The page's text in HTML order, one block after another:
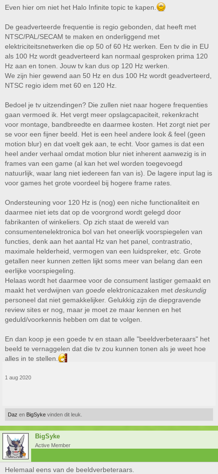
Even hier om niet het Halo Infinite topic te kapen.
De geadverteerde frequentie is regio gebonden, dat heeft met
NTSC/PAL/SECAM te maken en onderliggend met
elektriciteitsnetwerken die op 50 of 60 Hz werken. Een tv die in EU
als 100 Hz wordt geadverteerd kan normaal gesproken prima 120
Hz aan en tonen. Jouw tv kan dus op 120 Hz werken.
We zijn hier gewend aan 50 Hz en dus 100 Hz wordt geadverteerd,
NTSC regio idem met 60 en 120 Hz.
Bedoel je tv uitzendingen? Die zullen niet naar hogere frequenties
gaan vermoed ik. Het vergt meer opslagcapaciteit, rekenkracht
voor montage, bandbreedte en daarmee kosten. Het zorgt niet per
se voor een fijner beeld. Het is een heel andere look & feel (geen
motion blur) en dat voelt gek aan, te echt. Voor games is dat een
heel ander verhaal omdat motion blur niet inherent aanwezig is in
frames van een game (al kan het wel worden toegevoegd
natuurlijk, waar lang niet iedereen fan van is). De lagere input lag is
voor games het grote voordeel bij hogere frame rates.
Ondersteuning voor 120 Hz is (nog) een niche functionaliteit en
daarmee niet iets dat op de voorgrond wordt gelegd door
fabrikanten of winkeliers. Op zich staat de wereld van
consumentenelektronica bol van het oneerlijk voorspiegelen van
functies, denk aan het aantal Hz van het panel, contrastratio,
maximale helderheid, vermogen van een luidspreker, etc. Grote
getallen neer kunnen zetten lijkt soms meer van belang dan een
eerlijke voorspiegeling.
Helaas wordt het daarmee voor de consument lastiger gemaakt en
maakt het verdwijnen van goede elektronicazaken met deskundig
personeel dat niet gemakkelijker. Gelukkig zijn de diepgravende
review sites er nog, maar je moet ze maar kennen en het
geduld/voorkennis hebben om dat te volgen.
En dan koop je een goede tv en staan alle "beeldverbeteraars" het
beeld te vernaggelen dat die tv zou kunnen tonen als je weet hoe
alles in te stellen.
1 aug 2020
Daz en BigSyke vinden dit leuk.
BigSyke
Active Member
Helemaal eens van de beeldverbeteraars.